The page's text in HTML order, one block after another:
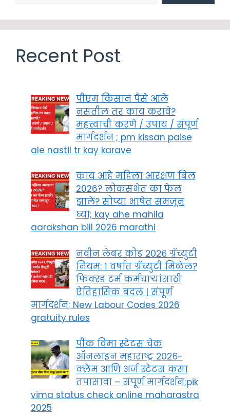
Recent Post
पीएम किसान पैसे आले
नसतील तर काय करावे?
महत्त्वाची करणे / उपाय / संपूर्ण
मार्गदर्शन ; pm kissan paise
ale nastil tr kay karave
काय आहे महिला आरक्षण बिल
2026? लोकसभेत का फेल
झाले? सोप्या भाषेत समजून
घ्या; kay ahe mahila
aarakshan bill 2026 marathi
नवीन लेबर कोड २०२६ ग्रॅच्युटी
नियम: १ वर्षात ग्रॅच्युटी मिळेल?
फिक्स्ड टर्म कर्मचाऱ्यांसाठी
ऐतिहासिक बदल | संपूर्ण
मार्गदर्शन; New Labour Codes 2026
gratuity rules
पीक विमा स्टेटस चेक
ऑनलाइन महाराष्ट्र २०२६-
क्लेम आणि अर्ज स्टेटस कसा
तपासावा – संपूर्ण मार्गदर्शन;pik
vima status check online maharastra
2025